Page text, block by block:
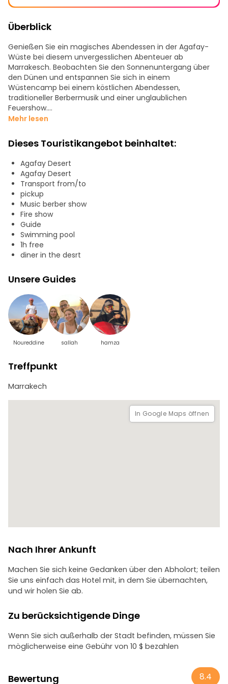
Überblick
Genießen Sie ein magisches Abendessen in der Agafay-
Wüste bei diesem unvergesslichen Abenteuer ab
Marrakesch. Beobachten Sie den Sonnenuntergang über
den Dünen und entspannen Sie sich in einem
Wüstencamp bei einem köstlichen Abendessen,
traditioneller Berbermusik und einer unglaublichen
Feuershow.
eines komfortablen Transports für die Hin- und Rückfahrt.
Unser Fahrer holt Sie direkt von Ihrer Adresse in Marrakesch
ab. Bringen Sie einfach Ihren Sinn für Wunder mit. Wir
kümmern uns um den Rest!
Mehr lesen
Dieses Touristikangebot beinhaltet:
Agafay Desert
Agafay Desert
Transport from/to
pickup
Music berber show
Fire show
Guide
Swimming pool
1h free
diner in the desrt
Unsere Guides
Noureddine sallah hamza
Treffpunkt
Marrakech
In Google Maps öffnen
Nach Ihrer Ankunft
Machen Sie sich keine Gedanken über den Abholort; teilen
Sie uns einfach das Hotel mit, in dem Sie übernachten,
und wir holen Sie ab.
Zu berücksichtigende Dinge
Wenn Sie sich außerhalb der Stadt befinden, müssen Sie
möglicherweise eine Gebühr von 10 $ bezahlen
Bewertung 8.4